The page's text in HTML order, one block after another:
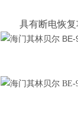
具有断电恢复